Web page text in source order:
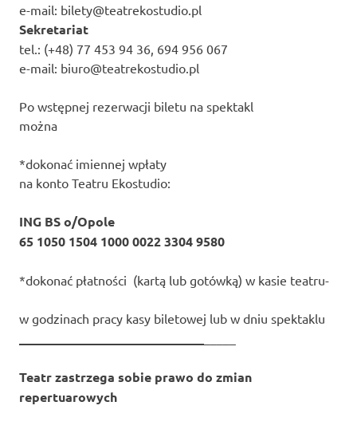
e-mail: bilety@teatrekostudio.pl
Sekretariat
tel.: (+48) 77 453 94 36, 694 956 067
e-mail: biuro@teatrekostudio.pl
Po wstępnej rezerwacji biletu na spektakl
można
*dokonać imiennej wpłaty
na konto Teatru Ekostudio:
ING BS o/Opole
65 1050 1504 1000 0022 3304 9580
*dokonać płatności (kartą lub gotówką) w kasie teatru-
w godzinach pracy kasy biletowej lub w dniu spektaklu
Teatr zastrzega sobie prawo do zmian
repertuarowych